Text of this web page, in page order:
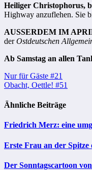
Heiliger Christophorus,
Highway anzuflehen. Sie
AUSSERDEM IM
derOstdeutschen
Ab Samstag an allen
Nur für Gäste #21
Obacht, Oettle! #51
Ähnliche Beiträge
Friedrich Merz: eine
Erste Frau an der Spitze
Der Sonntagscartoon